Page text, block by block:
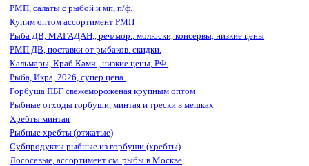
РМП, салаты с рыбой и мп, п/ф.
Купим оптом ассортимент РМП
Рыба ДВ, МАГАДАН,, реч/мор., молюски, консервы, низкие цены
РМП ДВ, поставки от рыбаков. скидки.
Кальмары, Краб Камч., низкие цены, РФ.
Рыба, Икра, 2026, супер цена.
Горбуша ПБГ свежемороженая крупным оптом
Рыбные отходы горбуши, минтая и трески в мешках
Хребты минтая
Рыбные хребты (отжатые)
Субпродукты рыбные из горбуши (хребты)
Лососевые, ассортимент см. рыбы в Москве